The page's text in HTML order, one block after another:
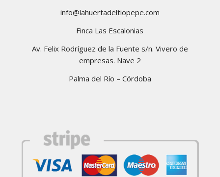
info@lahuertadeltiopepe.com
Finca Las Escalonias
Av. Felix Rodríguez de la Fuente s/n. Vivero de
empresas. Nave 2
Palma del Río – Córdoba